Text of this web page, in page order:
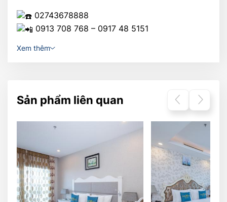
02743678888
0913 708 768 – 0917 48 5151
Xem thêm
Sản phẩm liên quan